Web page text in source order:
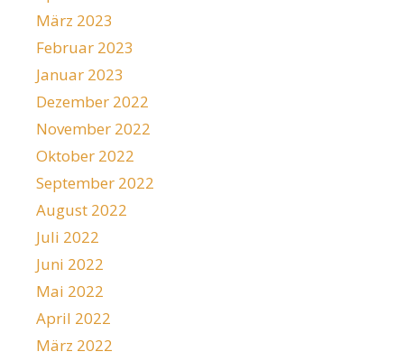
März 2023
Februar 2023
Januar 2023
Dezember 2022
November 2022
Oktober 2022
September 2022
August 2022
Juli 2022
Juni 2022
Mai 2022
April 2022
März 2022